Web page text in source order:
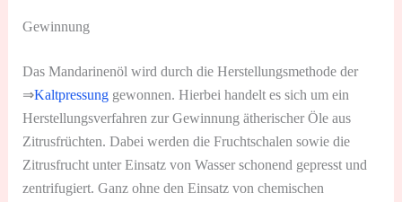
Gewinnung
Das Mandarinenöl wird durch die Herstellungsmethode der
⇒Kaltpressunggewonnen. Hierbei handelt es sich um ein
Herstellungsverfahren zur Gewinnung ätherischer Öle aus
Zitrusfrüchten. Dabei werden die Fruchtschalen sowie die
Zitrusfrucht unter Einsatz von Wasser schonend gepresst und
zentrifugiert. Ganz ohne den Einsatz von chemischen